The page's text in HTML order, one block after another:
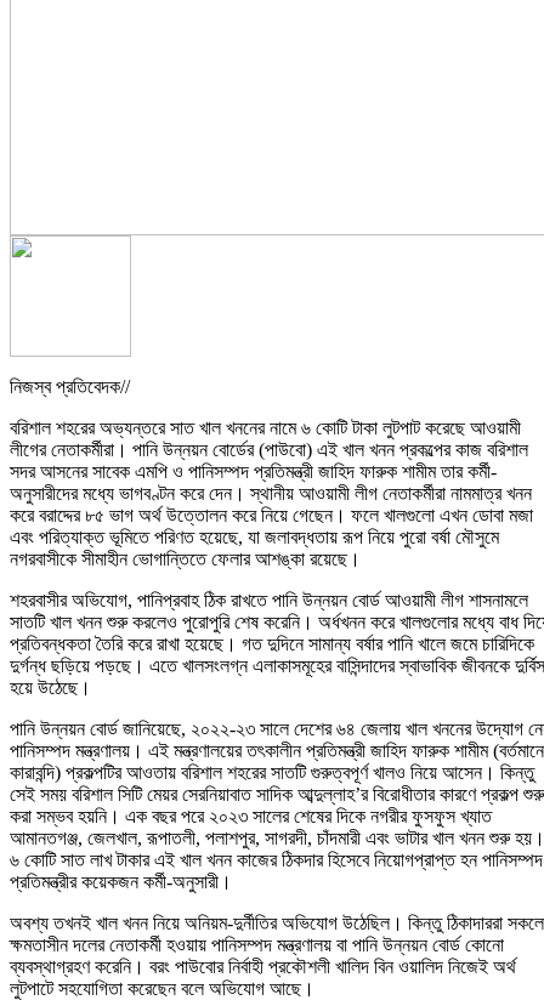
নিজস্ব প্রতিবেদক//
বরিশাল শহরের অভ্যন্তরে সাত খাল খননের নামে ৬ কোটি টাকা লুটপাট করেছে আওয়ামী
লীগের নেতাকর্মীরা। পানি উন্নয়ন বোর্ডের (পাউবো) এই খাল খনন প্রকল্পের কাজ বরিশাল
সদর আসনের সাবেক এমপি ও পানিসম্পদ প্রতিমন্ত্রী জাহিদ ফারুক শামীম তার কর্মী-
অনুসারীদের মধ্যে ভাগবণ্টন করে দেন। স্থানীয় আওয়ামী লীগ নেতাকর্মীরা নামমাত্র খনন
করে বরাদ্দের ৮৫ ভাগ অর্থ উত্তোলন করে নিয়ে গেছেন। ফলে খালগুলো এখন ডোবা মজা
এবং পরিত্যাক্ত ভূমিতে পরিণত হয়েছে, যা জলাবদ্ধতায় রূপ নিয়ে পুরো বর্ষা মৌসুমে
নগরবাসীকে সীমাহীন ভোগান্তিতে ফেলার আশঙ্কা রয়েছে।
শহরবাসীর অভিযোগ, পানিপ্রবাহ ঠিক রাখতে পানি উন্নয়ন বোর্ড আওয়ামী লীগ শাসনামলে
সাতটি খাল খনন শুরু করলেও পুরোপুরি শেষ করেনি। অর্ধখনন করে খালগুলোর মধ্যে বাধ
প্রতিবন্ধকতা তৈরি করে রাখা হয়েছে। গত দুদিনে সামান্য বর্ষার পানি খালে জমে চারিদিকে
দুর্গন্ধ ছড়িয়ে পড়ছে। এতে খালসংলগ্ন এলাকাসমূহের বাসিন্দাদের স্বাভাবিক জীবনকে
হয়ে উঠেছে।
পানি উন্নয়ন বোর্ড জানিয়েছে, ২০২২-২৩ সালে দেশের ৬৪ জেলায় খাল খননের উদ্যোগ
পানিসম্পদ মন্ত্রণালয়। এই মন্ত্রণালয়ের তৎকালীন প্রতিমন্ত্রী জাহিদ ফারুক শামীম (বর্তমানে
কারাবন্দি) প্রকল্পটির আওতায় বরিশাল শহরের সাতটি গুরুত্বপূর্ণ খালও নিয়ে আসেন। কিন্তু
সেই সময় বরিশাল সিটি মেয়র সেরনিয়াবাত সাদিক আব্দুল্লাহ’র বিরোধীতার কারণে প্রকল্প শুরু
করা সম্ভব হয়নি। এক বছর পরে ২০২৩ সালের শেষের দিকে নগরীর ফুসফুস খ্যাত
আমানতগঞ্জ, জেলখাল, রূপাতলী, পলাশপুর, সাগরদী, চাঁদমারী এবং ভাটার খাল খনন শুরু হয়।
৬ কোটি সাত লাখ টাকার এই খাল খনন কাজের ঠিকদার হিসেবে নিয়োগপ্রাপ্ত হন পানিসম্পদ
প্রতিমন্ত্রীর কয়েকজন কর্মী-অনুসারী।
অবশ্য তখনই খাল খনন নিয়ে অনিয়ম-দুর্নীতির অভিযোগ উঠেছিল। কিন্তু ঠিকাদাররা সকলে
ক্ষমতাসীন দলের নেতাকর্মী হওয়ায় পানিসম্পদ মন্ত্রণালয় বা পানি উন্নয়ন বোর্ড কোনো
ব্যবস্থাগ্রহণ করেনি। বরং পাউবোর নির্বাহী প্রকৌশলী খালিদ বিন ওয়ালিদ নিজেই অর্থ
লুটপাটে সহযোগিতা করেছেন বলে অভিযোগ আছে।